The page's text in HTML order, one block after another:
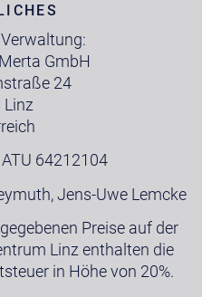
GmbH
24
Linz
64212104
Jens-Uwe Lemcke
Preise auf der
Linz enthalten die
in Höhe von 20%.